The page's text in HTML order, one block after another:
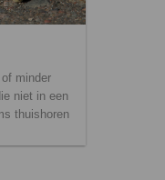
minder
niet in een
thuishoren